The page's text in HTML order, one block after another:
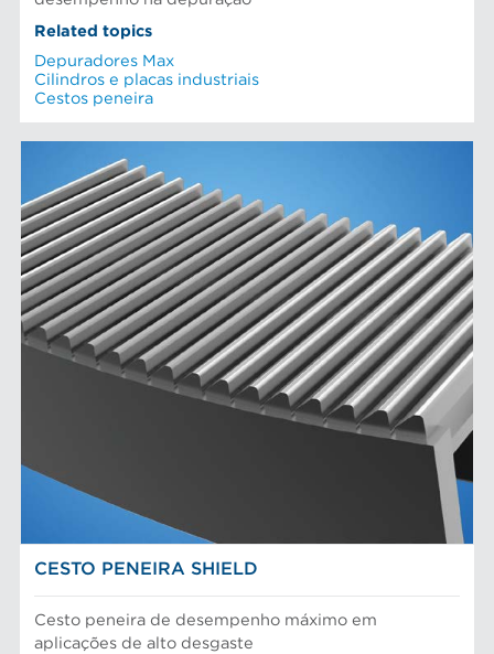
Related topics
Depuradores Max
Cilindros e placas industriais
Cestos peneira
CESTO PENEIRA SHIELD
Cesto peneira de desempenho máximo em
aplicações de alto desgaste